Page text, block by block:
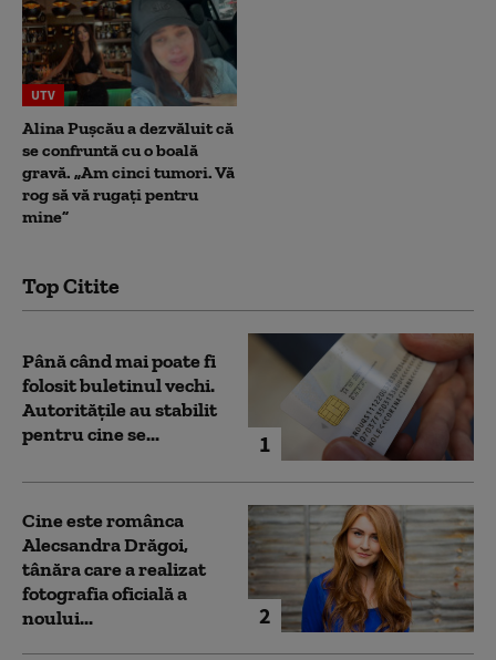
UTV
Alina Pușcău a dezvăluit că
se confruntă cu o boală
gravă. „Am cinci tumori. Vă
rog să vă rugați pentru
mine”
Top Citite
1
Până când mai poate fi
folosit buletinul vechi.
Autoritățile au stabilit
pentru cine se...
2
Cine este românca
Alecsandra Drăgoi,
tânăra care a realizat
fotografia oficială a
noului...